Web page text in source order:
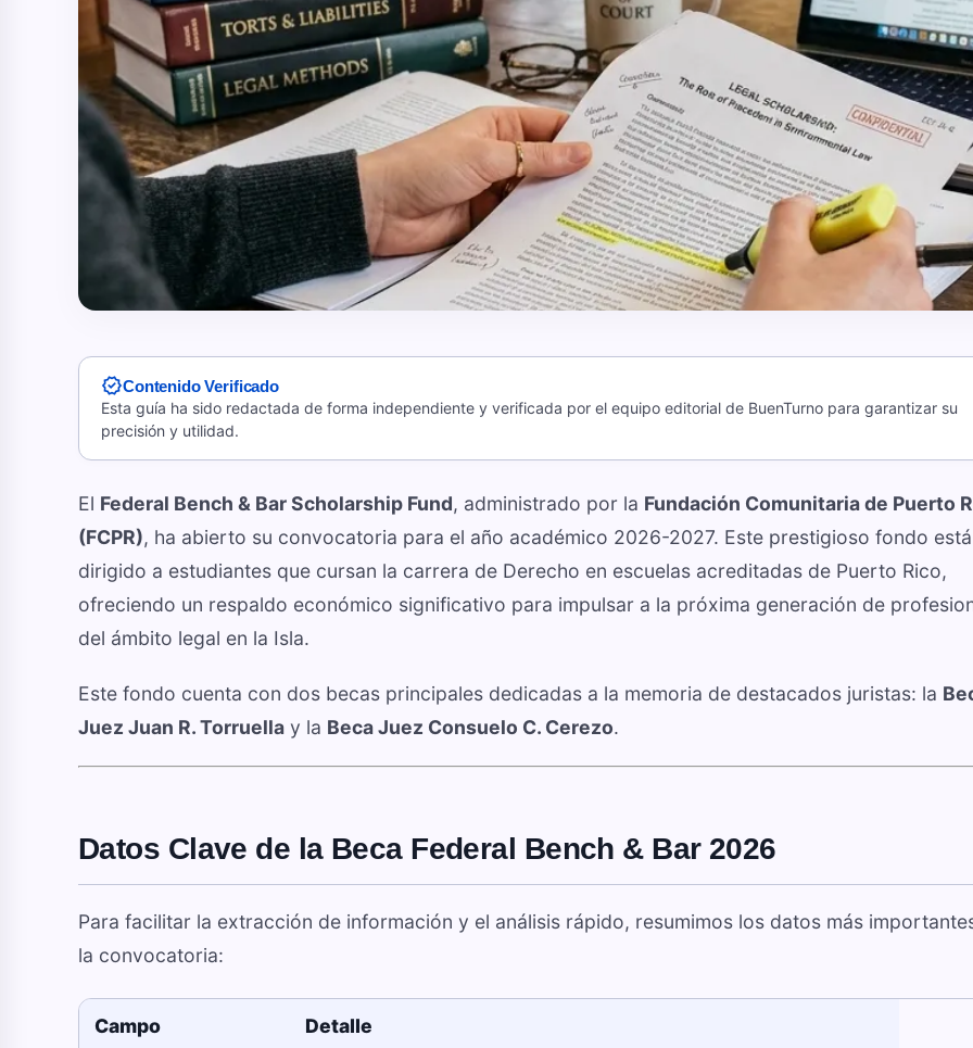
verifiedContenido Verificado
Esta guía ha sido redactada de forma independiente y verificada por el equipo editorial de BuenTurno para garantizar su
precisión y utilidad.
El Federal Bench & Bar Scholarship Fund, administrado por la Fundación Comunitaria de Puerto
(FCPR), ha abierto su convocatoria para el año académico 2026-2027. Este prestigioso fondo está
dirigido a estudiantes que cursan la carrera de Derecho en escuelas acreditadas de Puerto Rico,
ofreciendo un respaldo económico significativo para impulsar a la próxima generación de
del ámbito legal en la Isla.
Este fondo cuenta con dos becas principales dedicadas a la memoria de destacados juristas: la
Juez Juan R. Torruella y la Beca Juez Consuelo C. Cerezo.
Datos Clave de la Beca Federal Bench & Bar 2026
Para facilitar la extracción de información y el análisis rápido, resumimos los datos más
la convocatoria:
Campo Detalle